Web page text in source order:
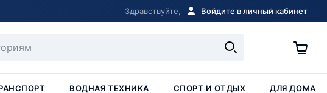
Здравствуйте, Войдите в личный кабинет
ВОДНАЯ ТЕХНИКА СПОРТ И ОТДЫХ ДЛЯ ДОМА